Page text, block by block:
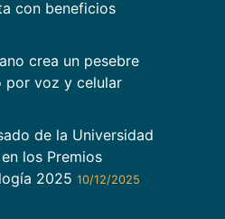
con beneficios
crea un pesebre
por voz y celular
de la Universidad
los Premios
2025 10/12/2025